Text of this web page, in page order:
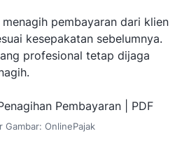
pembayaran dari klien
kesepakatan sebelumnya.
profesional tetap dijaga
Gambar: OnlinePajak